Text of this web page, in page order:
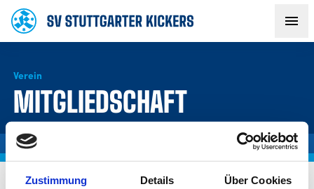
Zustimmung Details Über Cookies
AKTUELLES
TEAM
Verein
MITGLIEDSCHAFT